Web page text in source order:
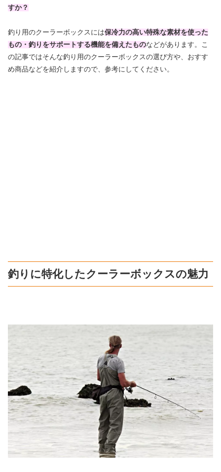
すか？
釣り用のクーラーボックスには保冷力の高い特殊な素材を使った
もの・釣りをサポートする機能を備えたものなどがあります。こ
の記事ではそんな釣り用のクーラーボックスの選び方や、おすす
め商品などを紹介しますので、参考にしてください。
釣りに特化したクーラーボックスの魅力